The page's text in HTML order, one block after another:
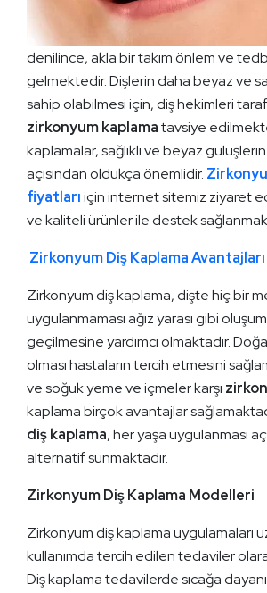
denilince, akla bir takım önlem ve
gelmektedir. Dişlerin daha beyaz ve
sahip olabilmesi için, diş hekimleri
zirkonyum kaplamatavsiye
kaplamalar, sağlıklı ve beyaz
açısından oldukça önemlidir.
fiyatlarıiçin internet sitemiz ziyaret
ve kaliteli ürünler ile destek
Zirkonyum Diş Kaplama
Zirkonyum diş kaplama, dişte hiç bir
uygulanmaması ağız yarası gibi
geçilmesine yardımcı olmaktadır.
olması hastaların tercih etmesini
ve soğuk yeme ve içmeler karşı
kaplama birçok avantajlar
diş kaplama, her yaşa uygulanması
alternatif sunmaktadır.
Zirkonyum Diş Kaplama Modelleri
Zirkonyum diş kaplama uygulamaları
kullanımda tercih edilen tedaviler
Diş kaplama tedavilerde sıcağa